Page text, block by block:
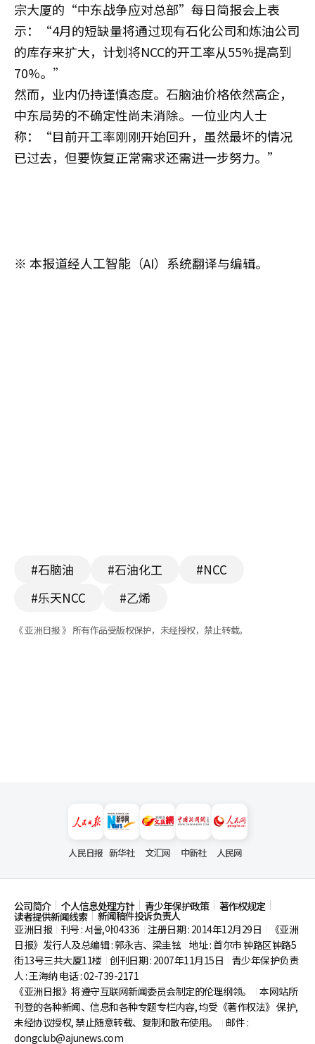
宗大厦的“中东战争应对总部”每日简报会上表
示：“4月的短缺量将通过现有石化公司和炼油公司
的库存来扩大，计划将NCC的开工率从55%提高到
70%。”
然而，业内仍持谨慎态度。石脑油价格依然高企，
中东局势的不确定性尚未消除。一位业内人士
称：“目前开工率刚刚开始回升，虽然最坏的情况
已过去，但要恢复正常需求还需进一步努力。”
※ 本报道经人工智能（AI）系统翻译与编辑。
#石脑油 #石油化工
#NCC
#乐天NCC
#乙烯
《 亚洲日报 》 所有作品受版权保护，未经授权，禁止转载。
人民日报 新华社 文汇网 中新社 人民网
公司简介 个人信息处理方针 青少年保护政策 著作权规定
读者提供新闻线索
新闻稿件投诉负责人
亚洲日报
刊号 : 서울,아04336 注册日期 : 2014年12月29日
《亚洲
日报》发行人及总编辑 : 郭永吉、梁圭铉 地址 : 首尔市钟路区钟路5
街13号三共大厦11楼 创刊日期 : 2007年11月15日
青少年保护负责
人 : 王海纳 电话 : 02-739-2171
《亚洲日报》将遵守互联网新闻委员会制定的伦理纲领。
本网站所
刊登的各种新闻、信息和各种专题专栏内容, 均受《著作权法》 保护,
未经协议授权, 禁止随意转载、复制和散布使用。
邮件 :
dongclub@ajunews.com